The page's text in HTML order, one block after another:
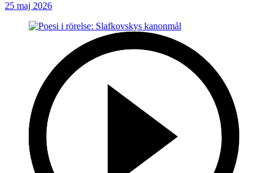
25 maj 2026